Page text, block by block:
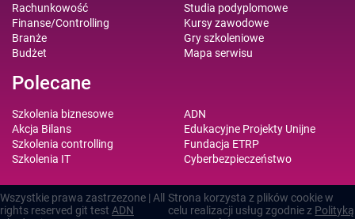
Rachunkowość
Finanse/Controlling
Branże
Budżet
Studia podyplomowe
Kursy zawodowe
Gry szkoleniowe
Mapa serwisu
Polecane
Szkolenia biznesowe
Akcja Bilans
Szkolenia controlling
Szkolenia IT
ADN
Edukacyjne Projekty Unijne
Fundacja ETRP
Cyberbezpieczeństwo
Wszystkie prawa zastrzezone | All
rights reserved git test ADN
Strona korzysta z plików cookie w
celu realizacji usług zgodnie z Polityką